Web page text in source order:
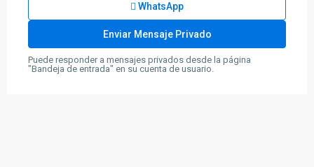
WhatsApp
Puede responder a mensajes privados desde la página
"Bandeja de entrada" en su cuenta de usuario.